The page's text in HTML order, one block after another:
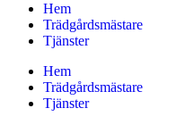
Hem
Trädgårdsmästare
Tjänster
Hem
Trädgårdsmästare
Tjänster